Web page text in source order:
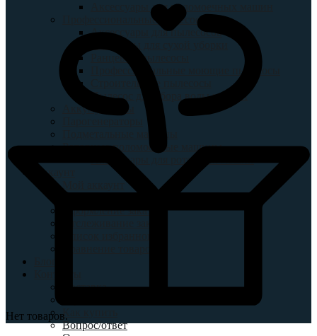
Аксессуары для поломоечных машин
Профессиональные пылесосы
Аксессуары для пылесосов
Пылесосы для сухой уборки
Ранцевые пылесосы
Профессиональные моющие пылесосы
Строительные пылесосы
Пылесос для сбора воды и грязи
Аккумуляторы
Подметальные машины
Роторные поломоечные машины
Аксессуары для роторных машин
Аккаунт
Мой аккаунт
Оформление заказа
Доставка
Как купить
Вопрос/ответ
Нет товаров.